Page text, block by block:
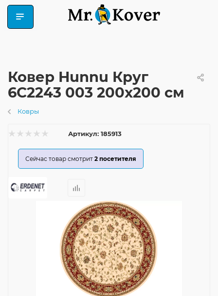
Ковер Hunnu Круг
6C2243 003 200x200 см
Ковры
Артикул: 185913
Сейчас товар смотрит 2 посетителя